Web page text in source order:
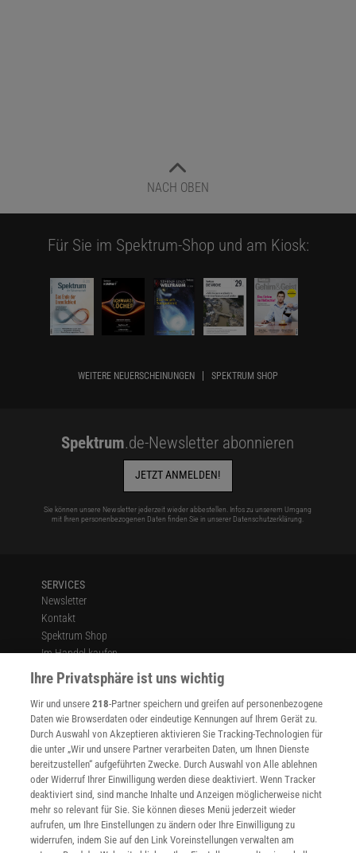
NACH OBEN
Für Sie im Spektrum-Shop und am Kiosk:
WEITERE NEUERSCHEINUNGEN SPEKTRUM SHOP
Spektrum.de-Newsletter abonnieren
JETZT ANMELDEN!
Sie können unsere Newsletter jederzeit wieder abbestellen. Infos zu unserem Umgang
mit Ihren personenbezogenen Daten finden Sie in unserer Datenschutzerklärung
SERVICES
Newsletter
Kontakt
Spektrum Shop
Im Handel kaufen
Presse
Verträge kündigen
Widerruf
INFO
Mediadaten
Datenschutz
Nutzungsbedingungen
Cookie-Einstellungen
Utiq verwalten
Nutzungsbasierte Onlinewerbung
Ihre Privatsphäre ist uns wichtig
Wir und unsere218-Partner speichern und greifen auf personenbezogene
Daten wie Browserdaten oder eindeutige Kennungen auf Ihrem Gerät zu.
Durch Auswahl von Akzeptieren aktivieren Sie Tracking-Technologien für
die unter „Wir und unsere Partner verarbeiten Daten, um Ihnen Dienste
bereitzustellen“ aufgeführten Zwecke. Durch Auswahl von Alle ablehnen
oder Widerruf Ihrer Einwilligung werden diese deaktiviert. Wenn Tracker
deaktiviert sind, sind manche Inhalte und Anzeigen möglicherweise nicht
mehr so relevant für Sie. Sie können dieses Menü jederzeit wieder
aufrufen, um Ihre Einstellungen zu ändern oder Ihre Einwilligung zu
widerrufen, indem Sie auf den Link Voreinstellungen verwalten am